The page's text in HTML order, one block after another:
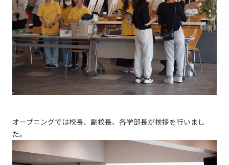
オープニングでは校長、副校長、各学部長が挨拶を行いまし
た。